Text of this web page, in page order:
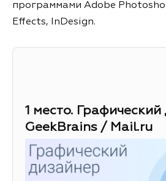
программами Adobe
Effects, InDesign.
1 место.
GeekBrains / Mail.ru